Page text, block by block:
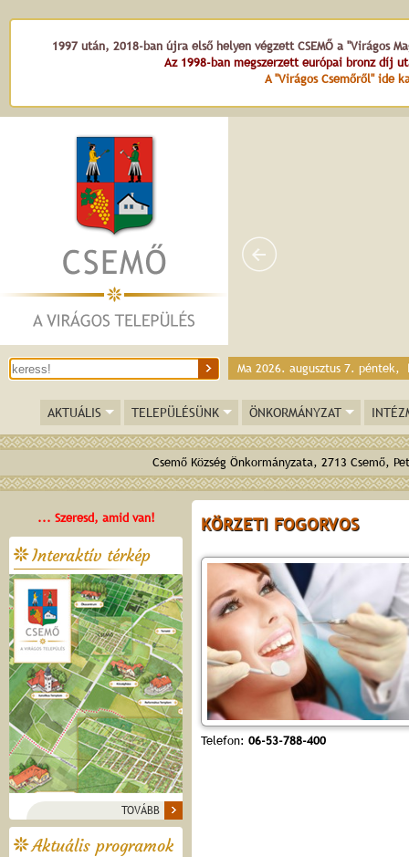
1997 után, 2018-ban újra első helyen végzett CSEMŐ a "Virágos
Az 1998-ban megszerzett európai bronz díj
A "Virágos Csemőről" ide
Ma 2026. augusztus 7. péntek,
AKTUÁLIS TELEPÜLÉSÜNK ÖNKORMÁNYZAT
Csemő Község Önkormányzata, 2713
... Szeresd, amid van!
Interaktív térkép
TOVÁBB
Aktuális programok
KÖRZETI FOGORVOS
Telefon: 06-53-788-400